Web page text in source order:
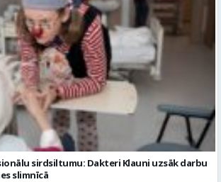
sirdsiltumu: Dakteri Klauni uzsāk darbu
slimnīcā